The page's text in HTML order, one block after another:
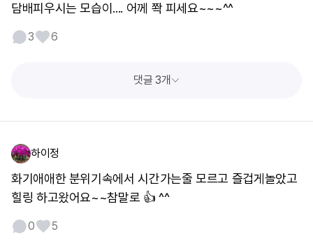
담배피우시는 모습이.... 어께 쫙 피세요~~~^^
3 6
댓글 3개
하이정
화기애애한 분위기속에서 시간가는줄 모르고 즐겁게놀았고
힐링 하고왔어요~~참말로 👍 ^^
0 5